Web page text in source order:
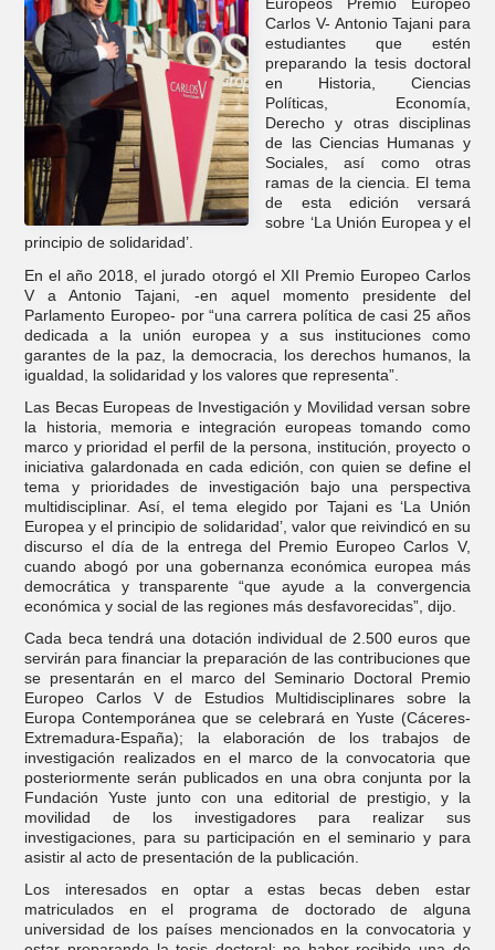
Europeos Premio Europeo
Carlos V- Antonio Tajani para
estudiantes que estén
preparando la tesis doctoral
en Historia, Ciencias
Políticas, Economía,
Derecho y otras disciplinas
de las Ciencias Humanas y
Sociales, así como otras
ramas de la ciencia. El tema
de esta edición versará
sobre ‘La Unión Europea y el
principio de solidaridad’.
En el año 2018, el jurado otorgó el XII Premio Europeo Carlos
V a Antonio Tajani, -en aquel momento presidente del
Parlamento Europeo- por “una carrera política de casi 25 años
dedicada a la unión europea y a sus instituciones como
garantes de la paz, la democracia, los derechos humanos, la
igualdad, la solidaridad y los valores que representa”.
Las Becas Europeas de Investigación y Movilidad versan sobre
la historia, memoria e integración europeas tomando como
marco y prioridad el perfil de la persona, institución, proyecto o
iniciativa galardonada en cada edición, con quien se define el
tema y prioridades de investigación bajo una perspectiva
multidisciplinar. Así, el tema elegido por Tajani es ‘La Unión
Europea y el principio de solidaridad’, valor que reivindicó en su
discurso el día de la entrega del Premio Europeo Carlos V,
cuando abogó por una gobernanza económica europea más
democrática y transparente “que ayude a la convergencia
económica y social de las regiones más desfavorecidas”, dijo.
Cada beca tendrá una dotación individual de 2.500 euros que
servirán para financiar la preparación de las contribuciones que
se presentarán en el marco del Seminario Doctoral Premio
Europeo Carlos V de Estudios Multidisciplinares sobre la
Europa Contemporánea que se celebrará en Yuste (Cáceres-
Extremadura-España); la elaboración de los trabajos de
investigación realizados en el marco de la convocatoria que
posteriormente serán publicados en una obra conjunta por la
Fundación Yuste junto con una editorial de prestigio, y la
movilidad de los investigadores para realizar sus
investigaciones, para su participación en el seminario y para
asistir al acto de presentación de la publicación.
Los interesados en optar a estas becas deben estar
matriculados en el programa de doctorado de alguna
universidad de los países mencionados en la convocatoria y